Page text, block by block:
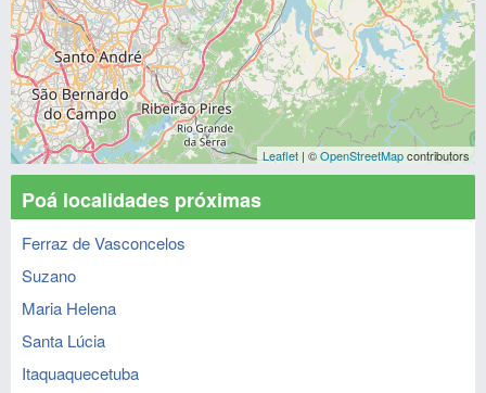
Leaflet | ©OpenStreetMapcontributors
Poá localidades próximas
Ferraz de Vasconcelos
Suzano
Maria Helena
Santa Lúcia
Itaquaquecetuba